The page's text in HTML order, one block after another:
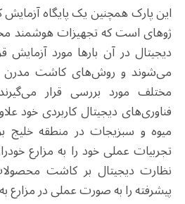
این پارک همچنین یک پایگاه
ژوهای است که تجهیزات هوشمند
دیجیتال در آن بارها مورد آزمایش
می‌شوند و روش‌های کاشت مدرن
مختلف مورد بررسی قرار
فناوری‌های دیجیتال کاربردی خود
میوه و سبزیجات در منطقه خلیج
تجربیات عملی خود را به مزارع
نظارت دیجیتال بر کاشت
پیشرفته را به صورت عملی در مزارع